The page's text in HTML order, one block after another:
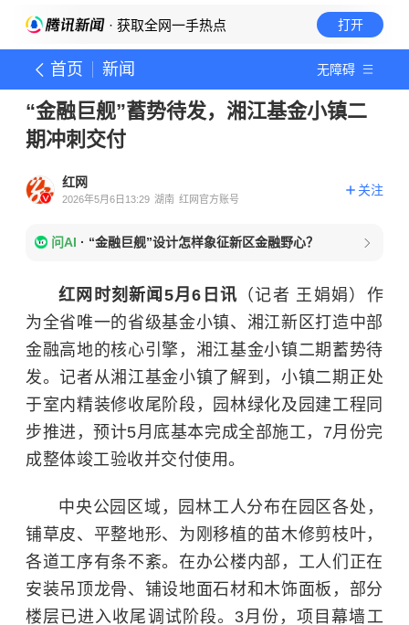
· 获取全网一手热点 打开
首页 新闻 无障碍
“金融巨舰”蓄势待发，湘江基金小镇二
期冲刺交付
红网
2026年5月6日13:29 湖南 红网官方账号
关注
问AI · “金融巨舰”设计怎样象征新区金融野心？
红网时刻新闻5月6日讯 （记者 王娟娟）作
为全省唯一的省级基金小镇、湘江新区打造中部
金融高地的核心引擎，湘江基金小镇二期蓄势待
发。记者从湘江基金小镇了解到，小镇二期正处
于室内精装修收尾阶段，园林绿化及园建工程同
步推进，预计5月底基本完成全部施工，7月份完
成整体竣工验收并交付使用。
中央公园区域，园林工人分布在园区各处，
铺草皮、平整地形、为刚移植的苗木修剪枝叶，
各道工序有条不紊。在办公楼内部，工人们正在
安装吊顶龙骨、铺设地面石材和木饰面板，部分
楼层已进入收尾调试阶段。3月份，项目幕墙工